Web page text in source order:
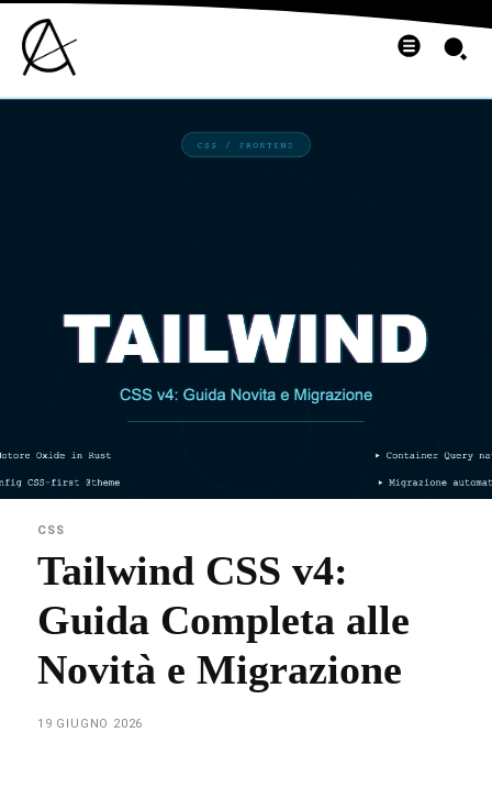
CSS
Tailwind CSS v4:
Guida Completa alle
Novità e Migrazione
19 GIUGNO 2026